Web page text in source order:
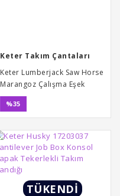
Keter Takım Çantaları
Keter Lumberjack Saw Horse
Marangoz Çalışma Eşek
%35
TÜKENDİ